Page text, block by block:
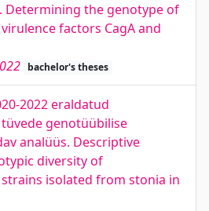
Determining the genotype of
factors CagA and
bachelor's theses
2022 eraldatud
genotüübilise
analüüs. Descriptive
diversity of
isolated from stonia in